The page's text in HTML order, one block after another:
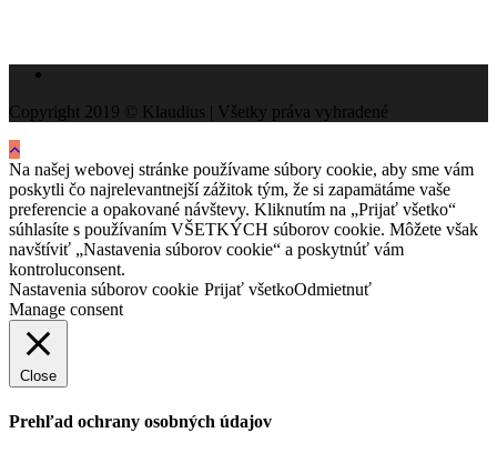
Copyright 2019 © Klaudius | Všetky práva vyhradené
Na našej webovej stránke používame súbory cookie, aby sme vám
poskytli čo najrelevantnejší zážitok tým, že si zapamätáme vaše
preferencie a opakované návštevy. Kliknutím na „Prijať všetko“
súhlasíte s používaním VŠETKÝCH súborov cookie. Môžete však
navštíviť „Nastavenia súborov cookie“ a poskytnúť vám
kontroluconsent.
Nastavenia súborov cookie Prijať všetkoOdmietnuť
Manage consent
Close
Prehľad ochrany osobných údajov